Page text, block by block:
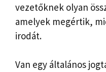
vezetőknek olyan
amelyek megértik,
irodát.
Van egy általános